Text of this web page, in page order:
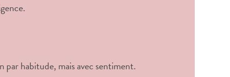
habitude, mais avec sentiment.